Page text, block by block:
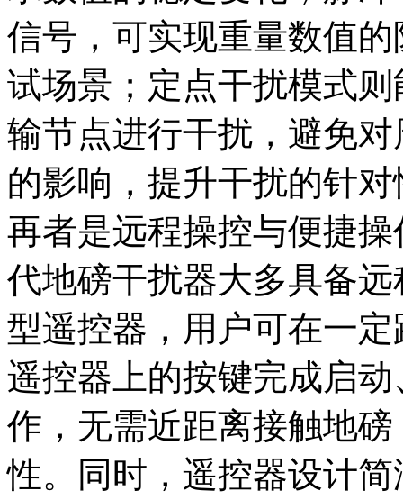
信号，可实现重量数值
试场景；定点干扰模式
输节点进行干扰，避免
的影响，提升干扰的针
再者是远程操控与便捷
代地磅干扰器大多具备
型遥控器，用户可在一
遥控器上的按键完成启
作，无需近距离接触地
性。同时，遥控器设计